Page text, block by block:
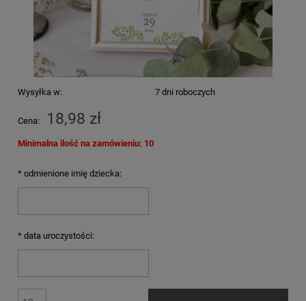
Wysyłka w: 7 dni roboczych
Cena: 18,98 zł
Minimalna ilość na zamówieniu: 10
* odmienione imię dziecka:
* data uroczystości: